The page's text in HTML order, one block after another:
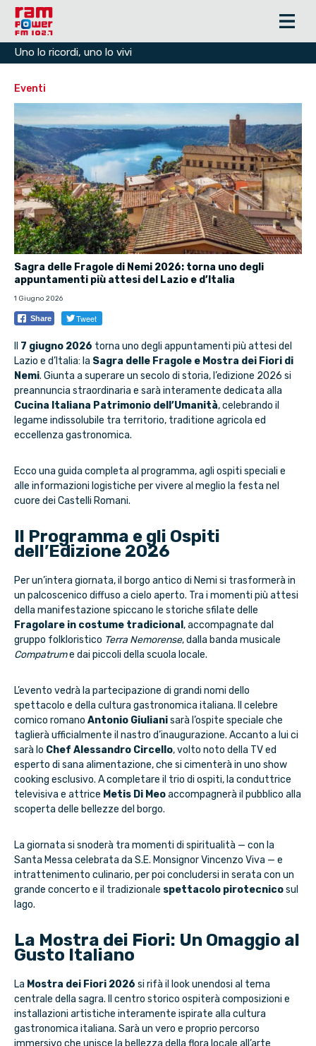
Uno lo ricordi, uno lo vivi
Eventi
Sagra delle Fragole di Nemi 2026: torna uno degli
appuntamenti più attesi del Lazio e d’Italia
1 Giugno 2026
Share Tweet
7 giugno 2026 torna uno degli appuntamenti più attesi del
Lazio e d’Italia: la Sagra delle Fragole e Mostra dei Fiori di
Nemi. Giunta a superare un secolo di storia, l’edizione 2026 si
preannuncia straordinaria e sarà interamente dedicata alla
Cucina Italiana Patrimonio dell’Umanità, celebrando il
legame indissolubile tra territorio, traditione agricola ed
eccellenza gastronomica.
Ecco una guida completa al programma, agli ospiti speciali e
alle informazioni logistiche per vivere al meglio la festa nel
cuore dei Castelli Romani.
Il Programma e gli Ospiti
dell’Edizione 2026
Per un’intera giornata, il borgo antico di Nemi si trasformerà in
un palcoscenico diffuso a cielo aperto. Tra i momenti più attesi
della manifestazione spiccano le storiche sfilate delle
Fragolare in costume tradicional , accompagnate dal
gruppo folkloristico Terra Nemorense, dalla banda musicale
Compatrume dai piccoli della scuola locale.
L’evento vedrà la partecipazione di grandi nomi dello
spettacolo e della cultura gastronomica italiana. Il celebre
comico romano Antonio Giulianisarà l’ospite speciale che
taglierà ufficialmente il nastro d’inaugurazione. Accanto a lui ci
sarà lo Chef Alessandro Circello, volto noto della TV ed
esperto di sana alimentazione, che si cimenterà in uno show
cooking esclusivo. A completare il trio di ospiti, la conduttrice
televisiva e attrice Metis Di Meoaccompagnerà il pubblico alla
scoperta delle bellezze del borgo.
La giornata si snoderà tra momenti di spiritualità — con la
Santa Messa celebrata da S.E. Monsignor Vincenzo Viva — e
intrattenimento culinario, per poi concludersi in serata con un
grande concerto e il tradizionale spettacolo pirotecnicosul
lago.
La Mostra dei Fiori: Un Omaggio al
Gusto Italiano
La Mostra dei Fiori 2026 si rifà il look unendosi al tema
centrale della sagra. Il centro storico ospiterà composizioni e
installazioni artistiche interamente ispirate alla cultura
gastronomica italiana. Sarà un vero e proprio percorso
immersivo che unisce la bellezza della flora locale all’arte